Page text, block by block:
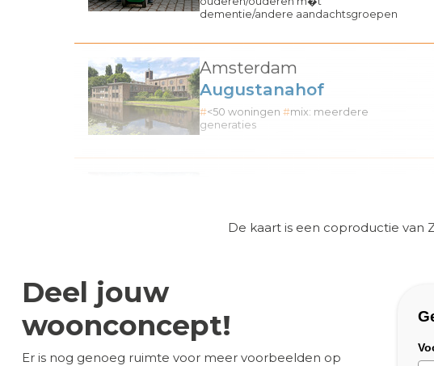
De kaart is een coproductie van
Deel jouw
woonconcept!
Er is nog genoeg ruimte voor meer voorbeelden op